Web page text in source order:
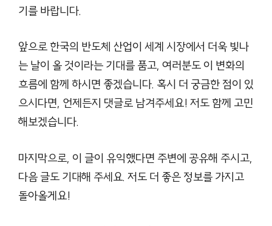
기를 바랍니다.
앞으로 한국의 반도체 산업이 세계 시장에서 더욱 빛나
는 날이 올 것이라는 기대를 품고, 여러분도 이 변화의
흐름에 함께 하시면 좋겠습니다. 혹시 더 궁금한 점이 있
으시다면, 언제든지 댓글로 남겨주세요! 저도 함께 고민
해보겠습니다.
마지막으로, 이 글이 유익했다면 주변에 공유해 주시고,
다음 글도 기대해 주세요. 저도 더 좋은 정보를 가지고
돌아올게요!